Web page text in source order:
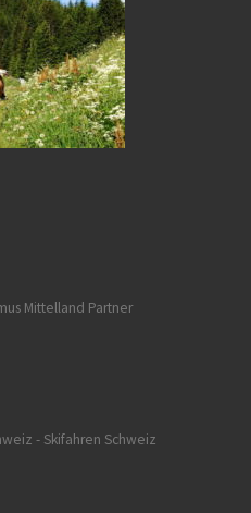
Mittelland Partner
- Skifahren Schweiz